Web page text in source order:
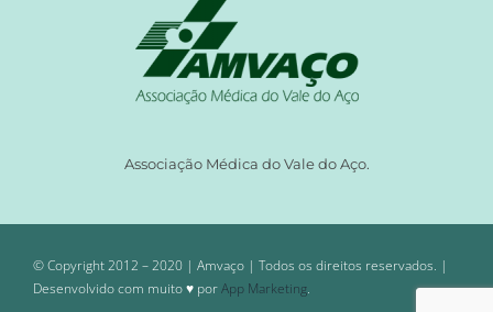
Associação Médica do Vale do Aço.
© Copyright 2012 – 2020 | Amvaço | Todos os direitos reservados. |
Desenvolvido com muito ♥ porApp Marketing.